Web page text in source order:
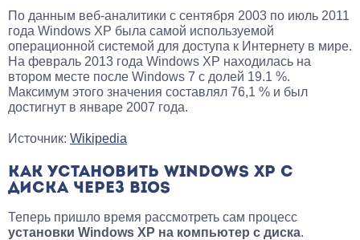
По данным веб-аналитики с сентября 2003 по июль 2011
года Windows XP была самой используемой
операционной системой для доступа к Интернету в мире.
На февраль 2013 года Windows XP находилась на
втором месте после Windows 7 с долей 19.1 %.
Максимум этого значения составлял 76,1 % и был
достигнут в январе 2007 года.
Источник: Wikipedia
КАК УСТАНОВИТЬ WINDOWS XP С
ДИСКА ЧЕРЕЗ BIOS
Теперь пришло время рассмотреть сам процесс
установки Windows XP на компьютер с диска.